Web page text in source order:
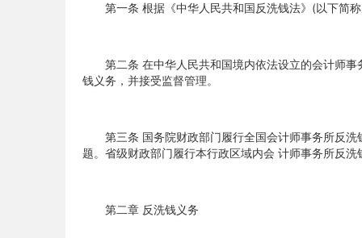
第一条 根据《中华人民共和国反洗钱法》(以下简称
第二条 在中华人民共和国境内依法设立的会计师事
钱义务，并接受监督管理。
第三条 国务院财政部门履行全国会计师事务所反洗
题。省级财政部门履行本行政区域内会 计师事务所反
第二章 反洗钱义务